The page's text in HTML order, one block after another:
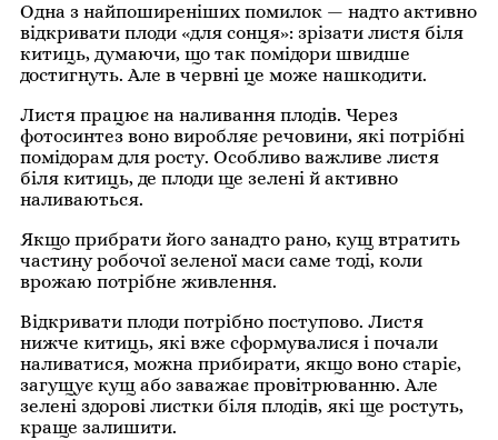
Одна з найпоширеніших помилок — надто активно
відкривати плоди «для сонця»: зрізати листя біля
китиць, думаючи, що так помідори швидше
достигнуть. Але в червні це може нашкодити.
Листя працює на наливання плодів. Через
фотосинтез воно виробляє речовини, які потрібні
помідорам для росту. Особливо важливе листя
біля китиць, де плоди ще зелені й активно
наливаються.
Якщо прибрати його занадто рано, кущ втратить
частину робочої зеленої маси саме тоді, коли
врожаю потрібне живлення.
Відкривати плоди потрібно поступово. Листя
нижче китиць, які вже сформувалися і почали
наливатися, можна прибирати, якщо воно старіє,
загущує кущ або заважає провітрюванню. Але
зелені здорові листки біля плодів, які ще ростуть,
краще залишити.